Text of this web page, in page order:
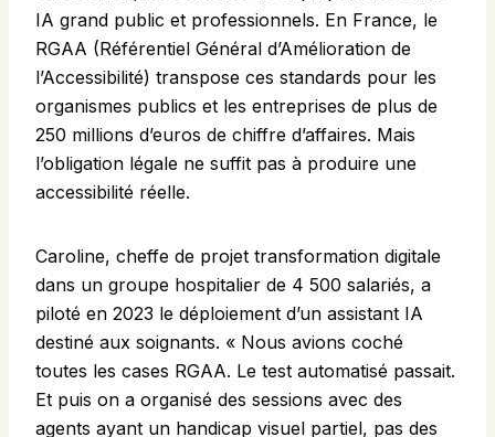
IA grand public et professionnels. En France, le
RGAA (Référentiel Général d’Amélioration de
l’Accessibilité) transpose ces standards pour les
organismes publics et les entreprises de plus de
250 millions d’euros de chiffre d’affaires. Mais
l’obligation légale ne suffit pas à produire une
accessibilité réelle.
Caroline, cheffe de projet transformation digitale
dans un groupe hospitalier de 4 500 salariés, a
piloté en 2023 le déploiement d’un assistant IA
destiné aux soignants. « Nous avions coché
toutes les cases RGAA. Le test automatisé passait.
Et puis on a organisé des sessions avec des
agents ayant un handicap visuel partiel, pas des